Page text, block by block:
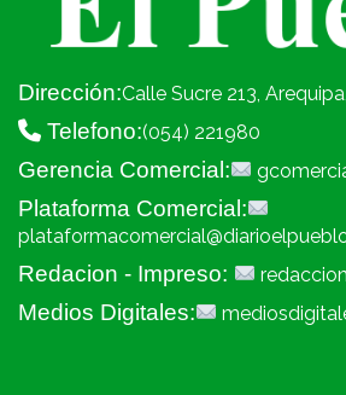
Dirección:Calle Sucre 213,
Telefono:(054) 221980
Gerencia Comercial:
Plataforma Comercial:
Redacion - Impreso:
Medios Digitales: